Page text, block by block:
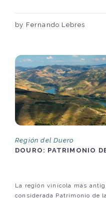
by Fernando Lebres
Región del Duero
DOURO: PATRIMONIO
La región vinícola más
considerada Patrimonio de